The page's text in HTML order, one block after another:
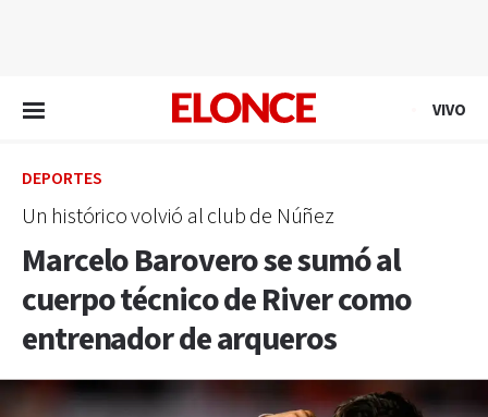
VIVO
DEPORTES
Un histórico volvió al club de Núñez
Marcelo Barovero se sumó al
cuerpo técnico de River como
entrenador de arqueros